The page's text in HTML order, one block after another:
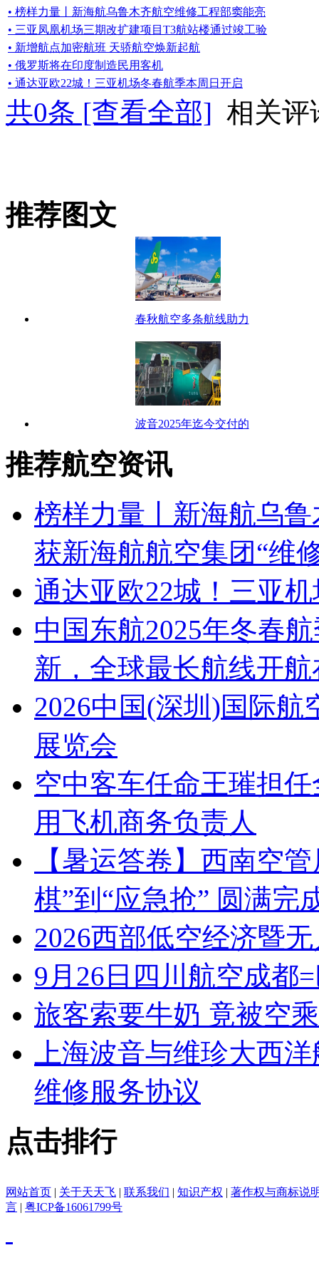
• 榜样力量丨新海航乌鲁木齐航空维修工程部窦能亮
• 三亚凤凰机场三期改扩建项目T3航站楼通过竣工验
• 新增航点加密航班 天骄航空焕新起航
• 俄罗斯将在印度制造民用客机
• 通达亚欧22城！三亚机场冬春航季本周日开启
共0条 [查看全部] 相关评
推荐图文
春秋航空多条航线助力
波音2025年迄今交付的
推荐航空资讯
榜样力量丨新海航乌
获新海航航空集团“维
通达亚欧22城！三亚
中国东航2025年冬春
新，全球最长航线开航
2026中国(深圳)国际
展览会
空中客车任命王璀担
用飞机商务负责人
【暑运答卷】西南空
棋”到“应急抢” 圆满完
2026西部低空经济暨
9月26日四川航空成都
旅客索要牛奶 竟被空
上海波音与维珍大西
维修服务协议
点击排行
网站首页 | 关于天天飞 | 联系我们 | 知识产权 | 著作权与商标说
言 | 粤ICP备16061799号